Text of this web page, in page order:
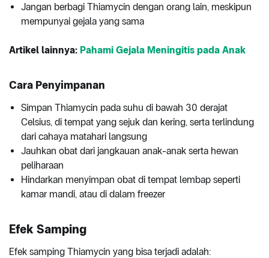
Jangan berbagi Thiamycin dengan orang lain, meskipun
mempunyai gejala yang sama
Artikel lainnya: Pahami Gejala Meningitis pada Anak
Cara Penyimpanan
Simpan Thiamycin pada suhu di bawah 30 derajat
Celsius, di tempat yang sejuk dan kering, serta terlindung
dari cahaya matahari langsung
Jauhkan obat dari jangkauan anak-anak serta hewan
peliharaan
Hindarkan menyimpan obat di tempat lembap seperti
kamar mandi, atau di dalam freezer
Efek Samping
Efek samping Thiamycin yang bisa terjadi adalah: